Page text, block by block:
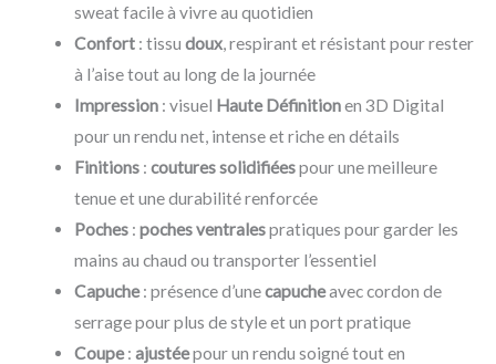
sweat facile à vivre au quotidien
Confort: tissu doux, respirant et résistant pour rester
à l’aise tout au long de la journée
Impression: visuel Haute Définitionen 3D Digital
pour un rendu net, intense et riche en détails
Finitions: coutures solidifiéespour une meilleure
tenue et une durabilité renforcée
Poches: poches ventralespratiques pour garder les
mains au chaud ou transporter l’essentiel
Capuche: présence d’unecapucheavec cordon de
serrage pour plus de style et un port pratique
Coupe: ajustéepour un rendu soigné tout en